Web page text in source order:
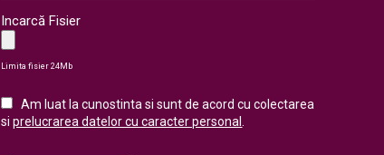
Incarcă Fisier
Limita fisier 24Mb
Am luat la cunostinta si sunt de acord cu colectarea
siprelucrarea datelor cu caracter personal.